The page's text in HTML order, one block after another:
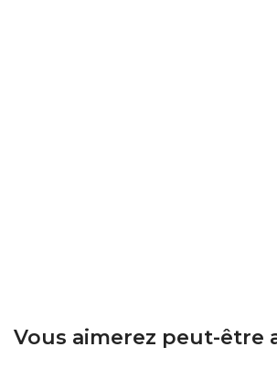
Vous aimerez peut-être